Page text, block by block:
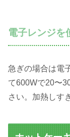
電子レンジを
急ぎの場合は電
て600Wで20〜
さい。加熱しす